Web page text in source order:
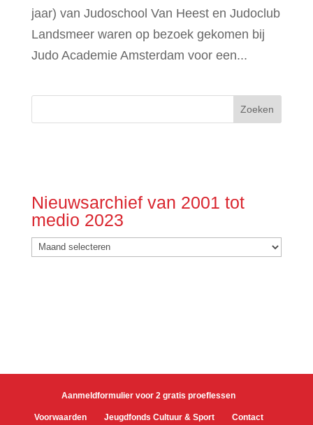
jaar) van Judoschool Van Heest en Judoclub
Landsmeer waren op bezoek gekomen bij
Judo Academie Amsterdam voor een...
Nieuwsarchief van 2001 tot
medio 2023
Nieuwsarchief
van
Aanmeldformulier voor 2 gratis proeflessen
Voorwaarden Jeugdfonds Cultuur & Sport Contact